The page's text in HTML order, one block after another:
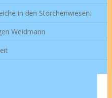
in den Storchenwiesen.
Weidmann